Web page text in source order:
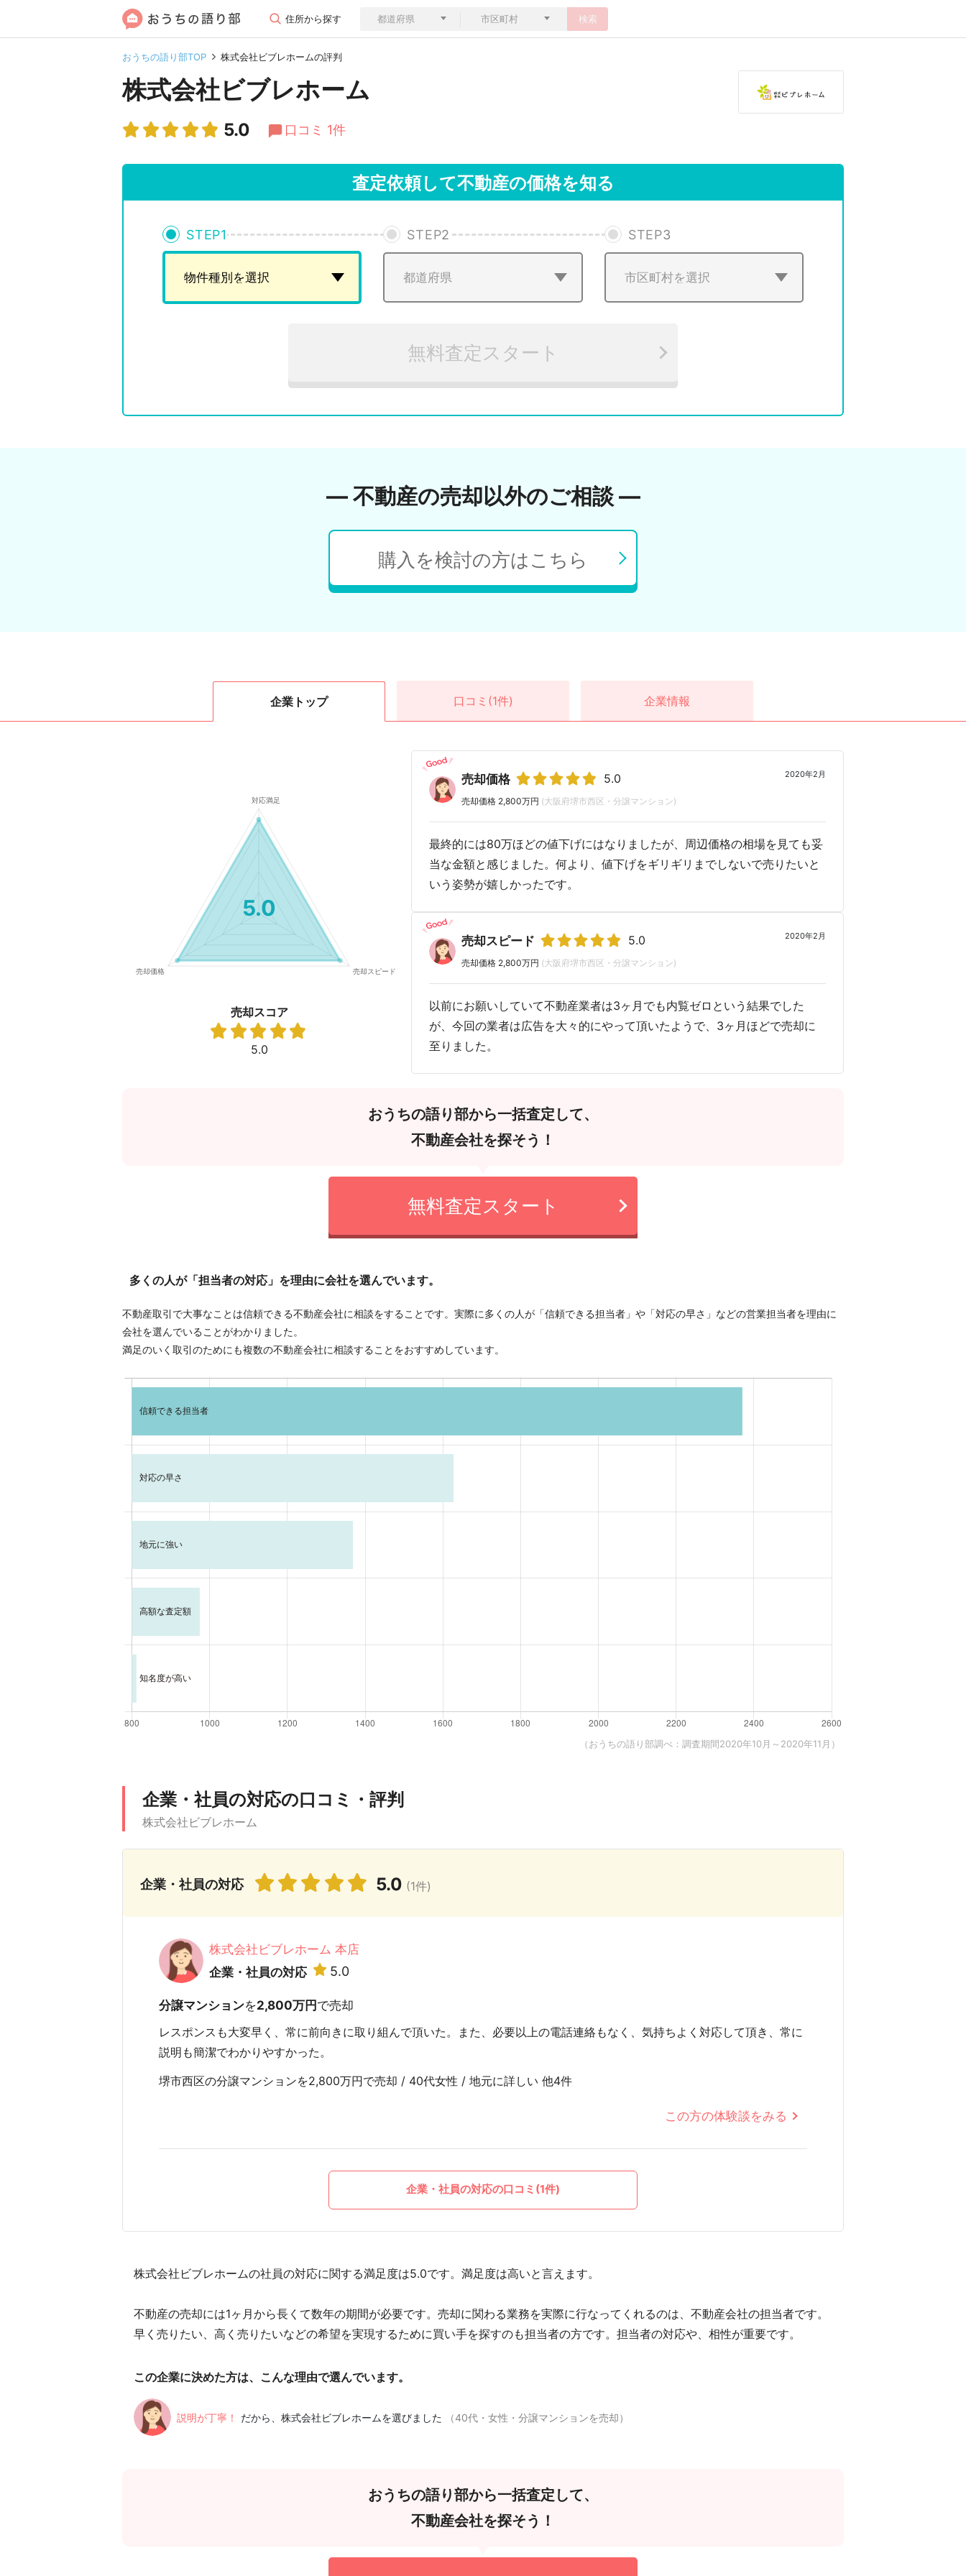
住所から探す 検索
おうちの語り部TOP 株式会社ビブレホームの評判
株式会社ビブレホーム
5.0 口コミ 1件
査定依頼して不動産の価格を知る
STEP1 STEP2 STEP3
無料査定スタート
― 不動産の売却以外のご相談 ―
購入を検討の方はこちら
企業 トップ 口コミ (1件) 企業情報
5.0
売却スコア
5.0
2020年2月
売却価格 5.0
売却価格 2,800万円 (大阪府堺市西区・分譲マンション)
最終的には80万ほどの値下げにはなりましたが、周辺価格の相場を見ても妥
当な金額と感じました。何より、値下げをギリギリまでしないで売りたいと
いう姿勢が嬉しかったです。
2020年2月
売却スピード 5.0
売却価格 2,800万円 (大阪府堺市西区・分譲マンション)
以前にお願いしていて不動産業者は3ヶ月でも内覧ゼロという結果でした
が、今回の業者は広告を大々的にやって頂いたようで、3ヶ月ほどで売却に
至りました。
おうちの語り部から一括査定して、
不動産会社を探そう！
無料査定スタート
多くの人が「担当者の対応」を理由に会社を選んでいます。
不動産取引で大事なことは信頼できる不動産会社に相談をすることです。実際に多くの人が「信頼できる担当者」や「対応の早さ」などの営業担当者を理由に
会社を選んでいることがわかりました。
満足のいく取引のためにも複数の不動産会社に相談することをおすすめしています。
（おうちの語り部調べ：調査期間2020年10月～2020年11月）
企業・社員の対応の口コミ・評判
株式会社ビブレホーム
企業・社員の対応 5.0 (1件)
株式会社ビブレホーム 本店
企業・社員の対応
5.0
分譲マンションを2,800万円 で売却
レスポンスも大変早く、常に前向きに取り組んで頂いた。また、必要以上の電話連絡もなく、気持ちよく対応して頂き、常に
説明も簡潔でわかりやすかった。
堺市西区の分譲マンションを2,800万円で売却 / 40代女性 / 地元に詳しい 他4件
この方の体験談をみる
企業・社員の対応の口コミ(1件)
株式会社ビブレホームの社員の対応に関する満足度は5.0です。満足度は高いと言えます。
不動産の売却には1ヶ月から長くて数年の期間が必要です。売却に関わる業務を実際に行なってくれるのは、不動産会社の担当者です。
早く売りたい、高く売りたいなどの希望を実現するために買い手を探すのも担当者の方です。担当者の対応や、相性が重要です。
この企業に決めた方は、こんな理由で選んでいます。
説明が丁寧！ だから、株式会社ビブレホームを選びました （40代・女性・分譲マンションを売却）
おうちの語り部から一括査定して、
不動産会社を探そう！